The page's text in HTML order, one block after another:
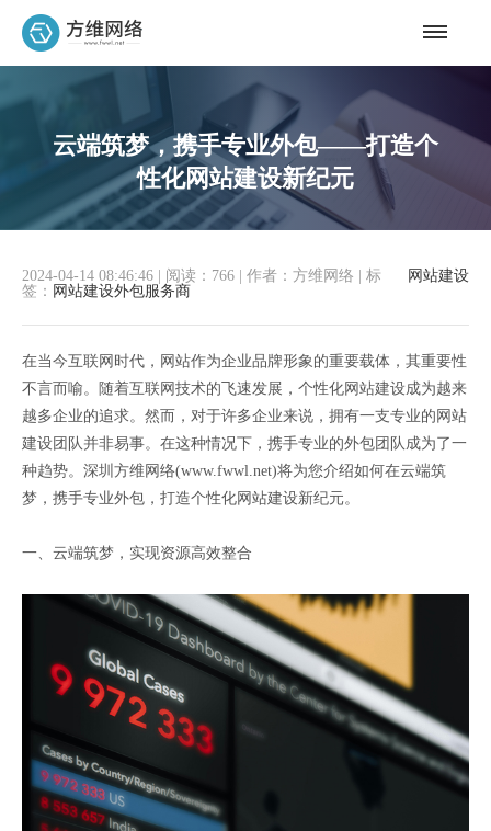
云端筑梦，携手专业外包——打造个
性化网站建设新纪元
网站建设
2024-04-14 08:46:46 阅读：766 作者：方维网络
标
签： 网站建设外包服务商
在当今互联网时代，网站作为企业品牌形象的重要载体，其重要性
不言而喻。随着互联网技术的飞速发展，个性化网站建设成为越来
越多企业的追求。然而，对于许多企业来说，拥有一支专业的网站
建设团队并非易事。在这种情况下，携手专业的外包团队成为了一
种趋势。深圳方维网络(www.fwwl.net)将为您介绍如何在云端筑
梦，携手专业外包，打造个性化网站建设新纪元。
一、云端筑梦，实现资源高效整合